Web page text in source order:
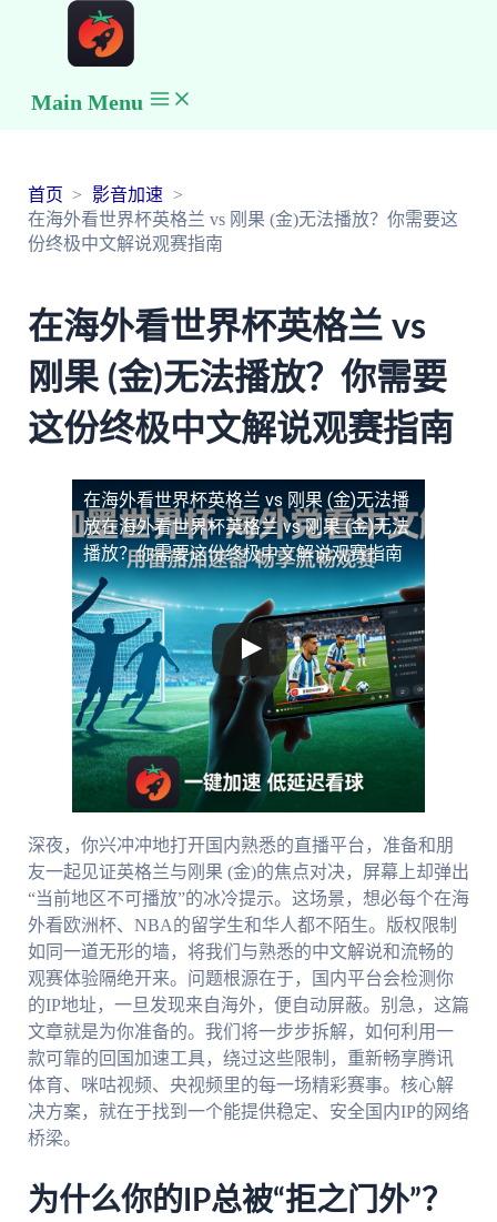
Main Menu
首页
影音加速
在海外看世界杯英格兰 vs 刚果 (金)无法播放？你需要这
份终极中文解说观赛指南
在海外看世界杯英格兰 vs
刚果 (金)无法播放？你需要
这份终极中文解说观赛指南
在海外看世界杯英格兰 vs 刚果 (金)无法播
放在海外看世界杯英格兰 vs 刚果 (金)无法
播放？你需要这份终极中文解说观赛指南
深夜，你兴冲冲地打开国内熟悉的直播平台，准备和朋
友一起见证英格兰与刚果 (金)的焦点对决，屏幕上却弹出
“当前地区不可播放”的冰冷提示。这场景，想必每个在海
外看欧洲杯、NBA的留学生和华人都不陌生。版权限制
如同一道无形的墙，将我们与熟悉的中文解说和流畅的
观赛体验隔绝开来。问题根源在于，国内平台会检测你
的IP地址，一旦发现来自海外，便自动屏蔽。别急，这篇
文章就是为你准备的。我们将一步步拆解，如何利用一
款可靠的回国加速工具，绕过这些限制，重新畅享腾讯
体育、咪咕视频、央视频里的每一场精彩赛事。核心解
决方案，就在于找到一个能提供稳定、安全国内IP的网络
桥梁。
为什么你的IP总被“拒之门外”？